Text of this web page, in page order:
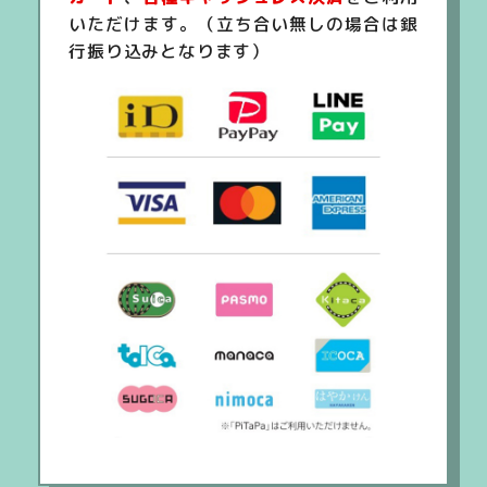
いただけます。（立ち合い無しの場合は銀
行振り込みとなります）